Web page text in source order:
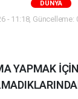
DÜNYA
- 11:18, Güncelleme:
YAPMAK